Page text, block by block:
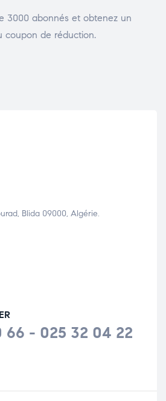
3000 abonnés et obtenez un
coupon de réduction.
Blida 09000, Algérie.
66 - 025 32 04 22